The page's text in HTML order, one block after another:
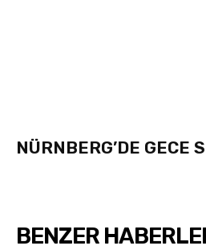
NÜRNBERG’DE GECE
BENZER